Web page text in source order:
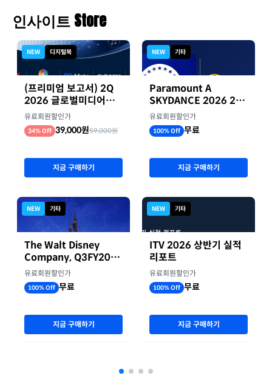
인사이트 Store
NEW 디지털북
(프리미엄 보고서) 2Q
2026 글로벌미디어기
업 실적 종합 보고서
유료회원할인가
34% Off 39,000원59,000원
지금 구매하기
NEW 기타
The Walt Disney
Company, Q3FY2026
실적자료
유료회원할인가
100% Off 무료
지금 구매하기
NEW 기타
Paramount A
SKYDANCE 2026 2분
기 실적
유료회원할인가
100% Off 무료
지금 구매하기
NEW 기타
ITV 2026 상반기 실적
리포트
유료회원할인가
100% Off 무료
지금 구매하기